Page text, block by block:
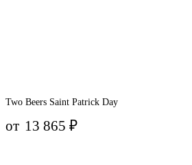
Two Beers Saint Patrick Day
от 13 865₽